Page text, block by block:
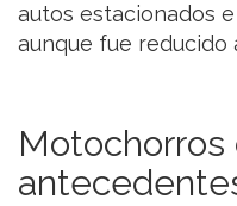
autos estacionados
aunque fue reducido